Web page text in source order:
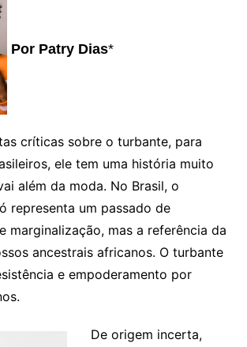
Por Patry Dias*
críticas sobre o turbante, para
ele tem uma história muito
além da moda. No Brasil, o
representa um passado de
marginalização, mas a referência da
ancestrais africanos. O turbante
e empoderamento por
De origem incerta,